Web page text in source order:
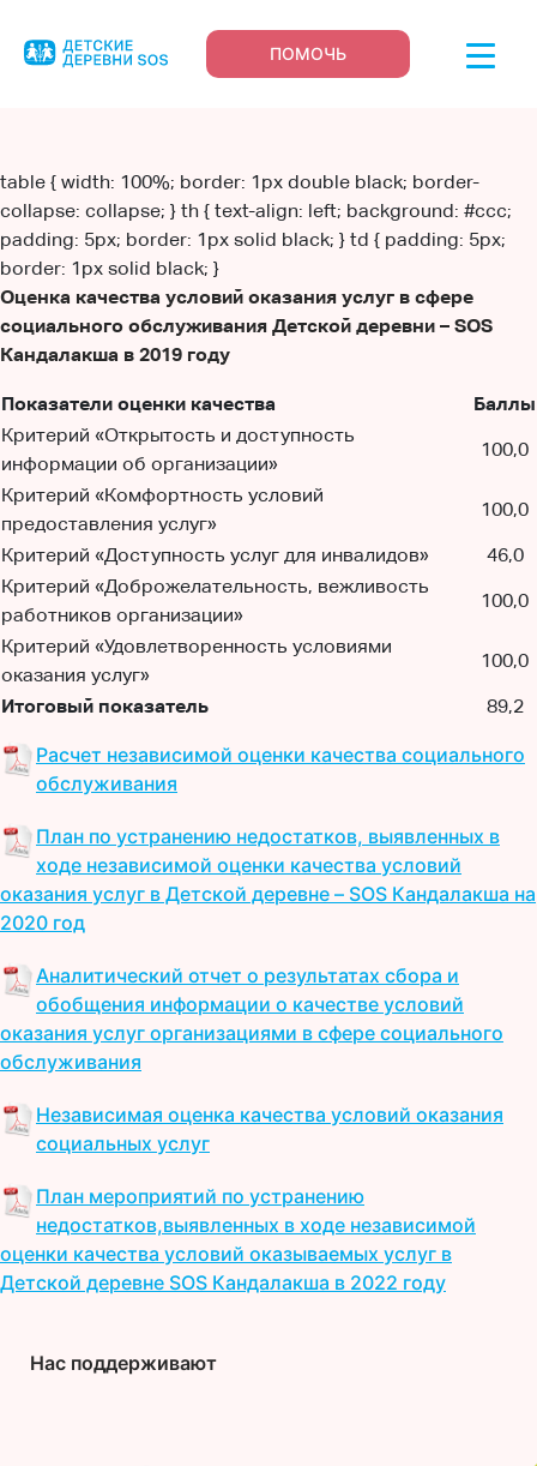
ПОМОЧЬ
table { width: 100%; border: 1px double black; border-
collapse: collapse; } th { text-align: left; background: #ccc;
padding: 5px; border: 1px solid black; } td { padding: 5px;
border: 1px solid black; }
Оценка качества условий оказания услуг в сфере
социального обслуживания Детской деревни – SOS
Кандалакша в 2019 году
Показатели оценки качества
Баллы
Критерий «Открытость и доступность
информации об организации»
100,0
Критерий «Комфортность условий
предоставления услуг»
100,0
Критерий «Доступность услуг для инвалидов»
46,0
Критерий «Доброжелательность, вежливость
работников организации»
100,0
Критерий «Удовлетворенность условиями
оказания услуг»
100,0
Итоговый показатель
89,2
Расчет независимой оценки качества социального
обслуживания
План по устранению недостатков, выявленных в
ходе независимой оценки качества условий
оказания услуг в Детской деревне – SOS Кандалакша на
2020 год
Аналитический отчет о результатах сбора и
обобщения информации о качестве условий
оказания услуг организациями в сфере социального
обслуживания
Независимая оценка качества условий оказания
социальных услуг
План мероприятий по устранению
недостатков,выявленных в ходе независимой
оценки качества условий оказываемых услуг в
Детской деревне SOS Кандалакша в 2022 году
Нас поддерживают